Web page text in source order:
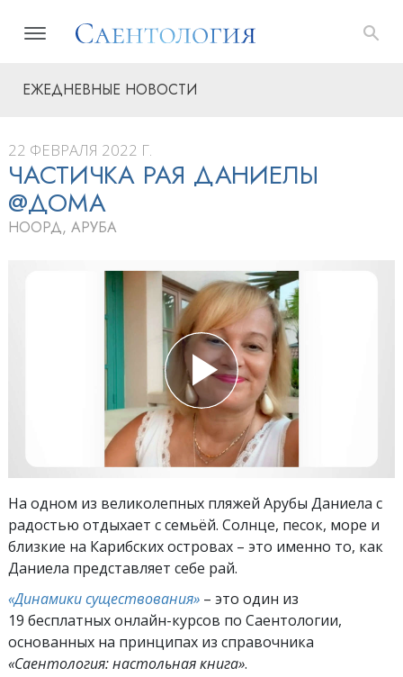
ЕЖЕДНЕВНЫЕ НОВОСТИ
22 ФЕВРАЛЯ 2022 Г.
ЧАСТИЧКА РАЯ ДАНИЕЛЫ
@ДОМА
НООРД, АРУБА
На одном из великолепных пляжей Арубы Даниела с
радостью отдыхает с семьёй. Солнце, песок, море и
близкие на Карибских островах – это именно то, как
Даниела представляет себе рай.
«Динамики существования» – это один из
19 бесплатных онлайн-курсов по Саентологии,
основанных на принципах из справочника
«Саентология: настольная книга».